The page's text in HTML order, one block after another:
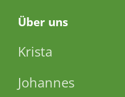
Über uns
Krista
Johannes